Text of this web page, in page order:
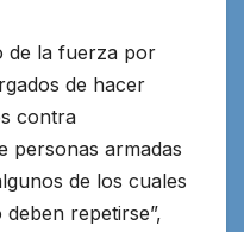
de la fuerza por
de hacer
contra
personas armadas
de los cuales
repetirse”,